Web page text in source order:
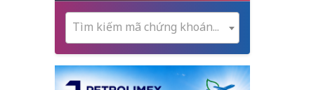
Tìm kiếm mã chứng khoán...